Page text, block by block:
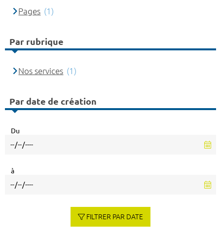
Pages (1)
Par rubrique
Nos services (1)
Par date de création
Du
à
FILTRER PAR DATE